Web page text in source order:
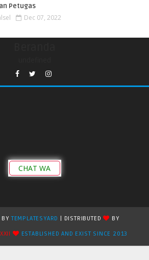
Petugas
Dec 07, 2022
CHAT WA
BYTEMPLATESYARD | DISTRIBUTED
BY
ESTABLISHED AND EXIST SINCE 2013